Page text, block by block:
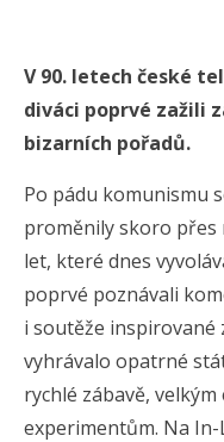
V 90. letech české
diváci poprvé zažili
bizarních pořadů.
Po pádu komunismu
proměnily skoro přes
let, které dnes
poprvé poznávali
i soutěže inspirované
vyhrávalo opatrné
rychlé zábavě,
experimentům. Na